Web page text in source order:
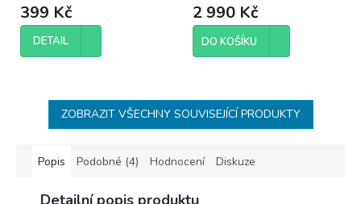
399 Kč
DETAIL
2 990 Kč
DO KOŠÍKU
ZOBRAZIT VŠECHNY SOUVISEJÍCÍ PRODUKTY
Popis Podobné (4) Hodnocení Diskuze
Detailní popis produktu